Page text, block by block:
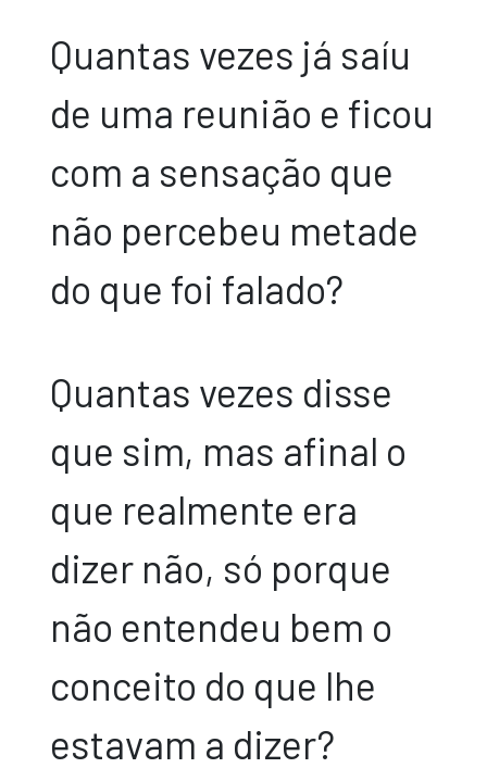
Quantas vezes já saíu
de uma reunião e ficou
com a sensação que
não percebeu metade
do que foi falado?
Quantas vezes disse
que sim, mas afinal o
que realmente era
dizer não, só porque
não entendeu bem o
conceito do que lhe
estavam a dizer?